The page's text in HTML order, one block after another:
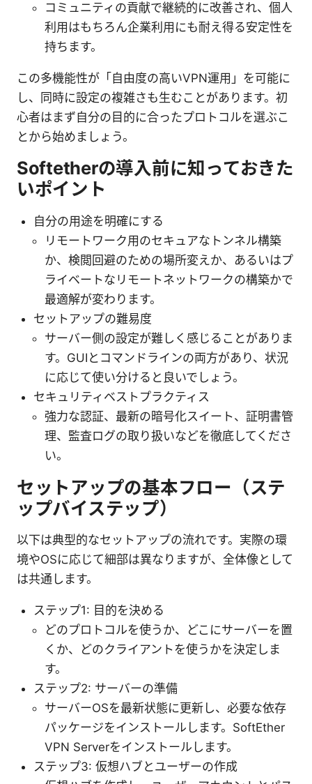
コミュニティの貢献で継続的に改善され、個人
利用はもちろん企業利用にも耐え得る安定性を
持ちます。
この多機能性が「自由度の高いVPN運用」を可能に
し、同時に設定の複雑さも生むことがあります。初
心者はまず自分の目的に合ったプロトコルを選ぶこ
とから始めましょう。
Softetherの導入前に知っておきた
いポイント
自分の用途を明確にする
リモートワーク用のセキュアなトンネル構築
か、検閲回避のための場所変えか、あるいはプ
ライベートなリモートネットワークの構築かで
最適解が変わります。
セットアップの難易度
サーバー側の設定が難しく感じることがありま
す。GUIとコマンドラインの両方があり、状況
に応じて使い分けると良いでしょう。
セキュリティベストプラクティス
強力な認証、最新の暗号化スイート、証明書管
理、監査ログの取り扱いなどを徹底してくださ
い。
セットアップの基本フロー（ステ
ップバイステップ）
以下は典型的なセットアップの流れです。実際の環
境やOSに応じて細部は異なりますが、全体像として
は共通します。
ステップ1: 目的を決める
どのプロトコルを使うか、どこにサーバーを置
くか、どのクライアントを使うかを決定しま
す。
ステップ2: サーバーの準備
サーバーOSを最新状態に更新し、必要な依存
パッケージをインストールします。SoftEther
VPN Serverをインストールします。
ステップ3: 仮想ハブとユーザーの作成